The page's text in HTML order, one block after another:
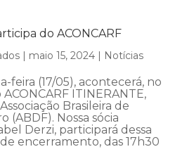
do ACONCARF
| maio 15, 2024| Notícias
feira (17/05), acontecerá, no
ITINERANTE,
Brasileira de
(ABDF). Nossa sócia
Derzi, participará dessa
encerramento, das 17h30